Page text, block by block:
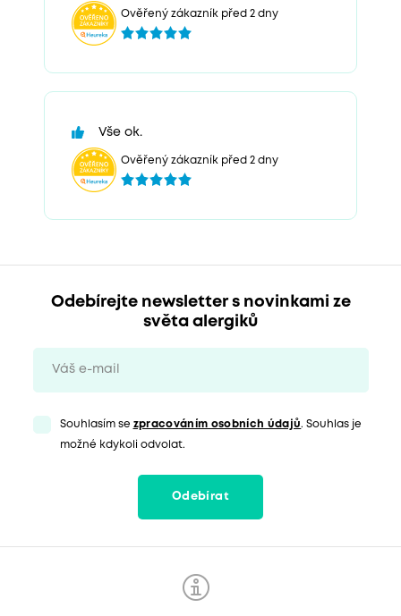
Ověřený zákazník před 2 dny
Vše ok.
Ověřený zákazník před 2 dny
Odebírejte newsletter s novinkami ze
světa alergiků
Souhlasím se zpracováním osobních údajů. Souhlas je
možné kdykoli odvolat.
Odebírat